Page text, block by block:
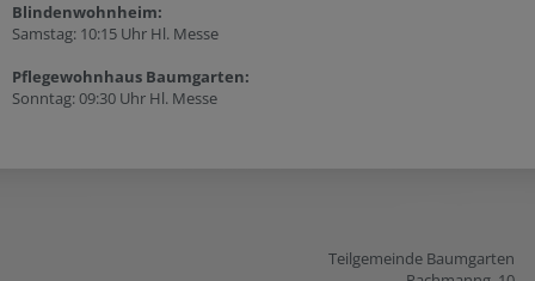
Blindenwohnheim:
Samstag: 10:15 Uhr Hl. Messe
Pflegewohnhaus Baumgarten:
Sonntag: 09:30 Uhr Hl. Messe
Teilgemeinde Baumgarten